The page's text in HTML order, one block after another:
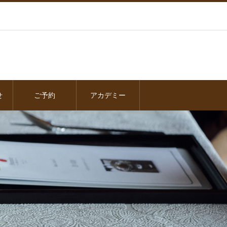
ご予約 アカデミー